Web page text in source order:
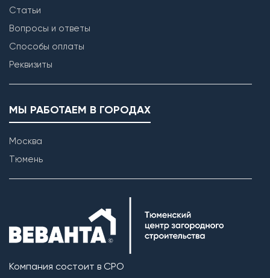
Статьи
Вопросы и ответы
Способы оплаты
Реквизиты
МЫ РАБОТАЕМ В ГОРОДАХ
Москва
Тюмень
Компания состоит в СРО